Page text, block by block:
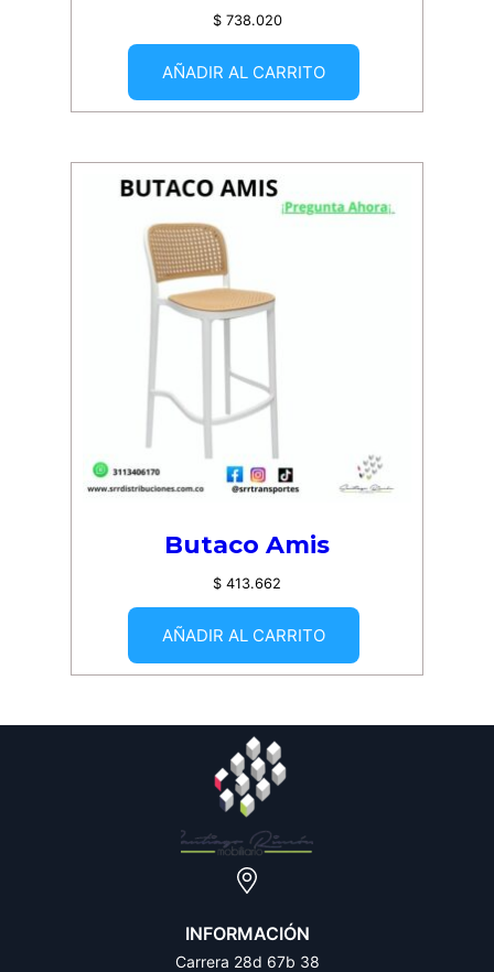
$738.020
AÑADIR AL CARRITO
Butaco Amis
$ 413.662
AÑADIR AL CARRITO
INFORMACIÓN
Carrera 28d 67b 38